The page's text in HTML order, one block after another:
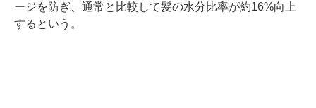
ージを防ぎ、通常と比較して髪の水分比率が約16%向上
するという。